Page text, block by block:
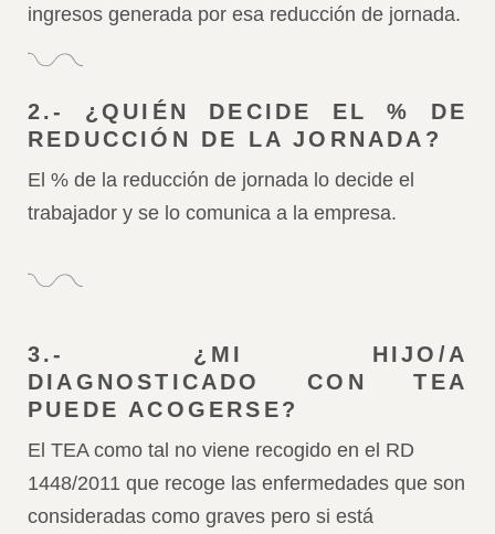
ingresos generada por esa reducción de jornada.
2.- ¿QUIÉN DECIDE EL % DE
REDUCCIÓN DE LA JORNADA?
El % de la reducción de jornada lo decide el
trabajador y se lo comunica a la empresa.
3.- ¿MI HIJO/A
DIAGNOSTICADO CON TEA
PUEDE ACOGERSE?
El TEA como tal no viene recogido en el RD
1448/2011 que recoge las enfermedades que son
consideradas como graves pero si está